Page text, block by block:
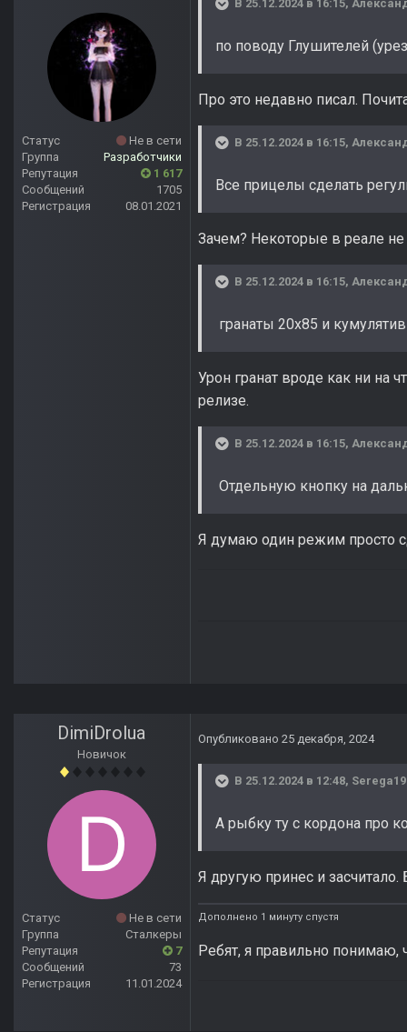
Статус
Не в сети
Группа
Разработчики
Репутация
1 617
Сообщений
1705
Регистрация
08.01.2021
В 25.12.2024 в 16:15,
по поводу Глушителей
Про это недавно писал.
В 25.12.2024 в 16:15,
Все прицелы сделать
Зачем? Некоторые в реале не
В 25.12.2024 в 16:15,
гранаты 20х85 и
Урон гранат вроде как ни на
релизе.
В 25.12.2024 в 16:15,
Отдельную кнопку на
Я думаю один режим просто
DimiDrolua
Новичок
Статус
Не в сети
Группа
Сталкеры
Репутация
7
Сообщений
73
Регистрация
11.01.2024
Опубликовано 25 декабря, 2024
В 25.12.2024 в 12:48,
А рыбку ту с кордона про
Я другую принес и засчитало.
Дополнено 1 минуту спустя
Ребят, я правильно